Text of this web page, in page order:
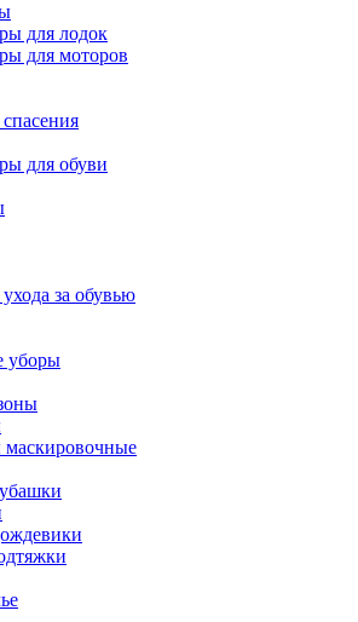
для лодок
для моторов
для обуви
за обувью
уборы